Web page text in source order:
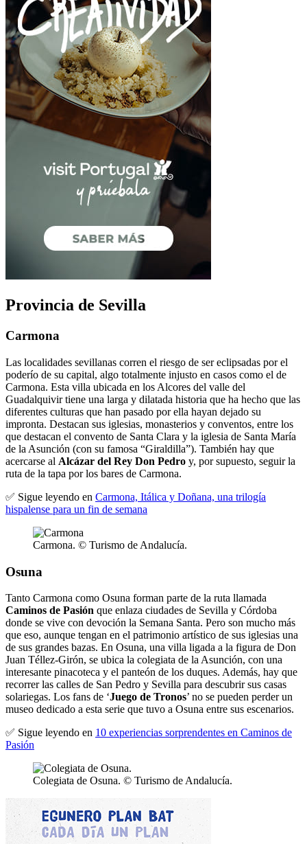
Provincia de Sevilla
Carmona
Las localidades sevillanas corren el riesgo de ser eclipsadas por el
poderío de su capital, algo totalmente injusto en casos como el de
Carmona. Esta villa ubicada en los Alcores del valle del
Guadalquivir tiene una larga y dilatada historia que ha hecho que las
diferentes culturas que han pasado por ella hayan dejado su
impronta. Destacan sus iglesias, monasterios y conventos, entre los
que destacan el convento de Santa Clara y la iglesia de Santa María
de la Asunción (con su famosa “Giraldilla”). También hay que
acercarse al Alcázar del Rey Don Pedro y, por supuesto, seguir la
ruta de la tapa por los bares de Carmona.
✅ Sigue leyendo en Carmona, Itálica y Doñana, una trilogía
hispalense para un fin de semana
Carmona. © Turismo de Andalucía.
Osuna
Tanto Carmona como Osuna forman parte de la ruta llamada
Caminos de Pasión que enlaza ciudades de Sevilla y Córdoba
donde se vive con devoción la Semana Santa. Pero son mucho más
que eso, aunque tengan en el patrimonio artístico de sus iglesias una
de sus grandes bazas. En Osuna, una villa ligada a la figura de Don
Juan Téllez-Girón, se ubica la colegiata de la Asunción, con una
interesante pinacoteca y el panteón de los duques. Además, hay que
recorrer las calles de San Pedro y Sevilla para descubrir sus casas
solariegas. Los fans de ‘Juego de Tronos’ no se pueden perder un
museo dedicado a esta serie que tuvo a Osuna entre sus escenarios.
✅ Sigue leyendo en 10 experiencias sorprendentes en Caminos de
Pasión
Colegiata de Osuna. © Turismo de Andalucía.